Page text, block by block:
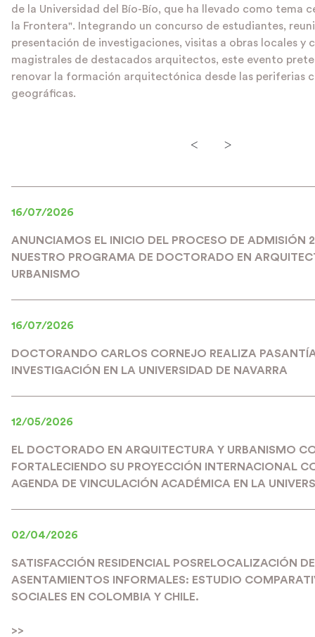
de la Universidad del Bío-Bío, que ha llevado como tema
la Frontera". Integrando un concurso de estudiantes,
presentación de investigaciones, visitas a obras locales y
magistrales de destacados arquitectos, este evento
renovar la formación arquitectónica desde las periferias
geográficas.
< >
16/07/2026
ANUNCIAMOS EL INICIO DEL PROCESO DE ADMISIÓN
NUESTRO PROGRAMA DE DOCTORADO EN
URBANISMO
16/07/2026
DOCTORANDO CARLOS CORNEJO REALIZA
INVESTIGACIÓN EN LA UNIVERSIDAD DE NAVARRA
12/05/2026
EL DOCTORADO EN ARQUITECTURA Y URBANISMO
FORTALECIENDO SU PROYECCIÓN INTERNACIONAL
AGENDA DE VINCULACIÓN ACADÉMICA EN LA
02/04/2026
SATISFACCIÓN RESIDENCIAL POSRELOCALIZACIÓN DE
ASENTAMIENTOS INFORMALES: ESTUDIO
SOCIALES EN COLOMBIA Y CHILE.
>>